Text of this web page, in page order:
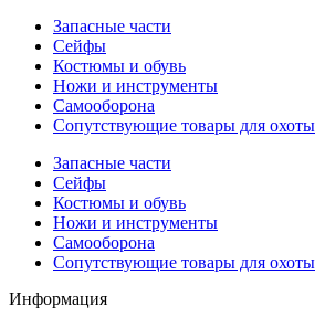
Запасные части
Сейфы
Костюмы и обувь
Ножи и инструменты
Самооборона
Сопутствующие товары для охоты
Запасные части
Сейфы
Костюмы и обувь
Ножи и инструменты
Самооборона
Сопутствующие товары для охоты
Информация